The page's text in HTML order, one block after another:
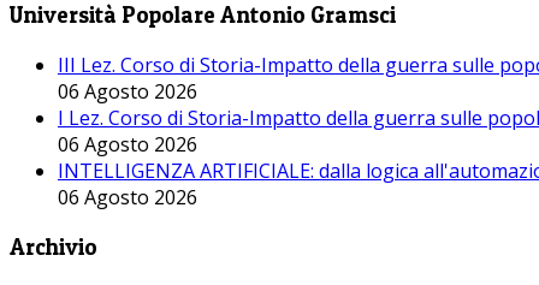
Università Popolare Antonio Gramsci
III Lez. Corso di Storia-Impatto della guerra sulle
06 Agosto 2026
I Lez. Corso di Storia-Impatto della guerra sulle
06 Agosto 2026
INTELLIGENZA ARTIFICIALE: dalla logica
06 Agosto 2026
Archivio